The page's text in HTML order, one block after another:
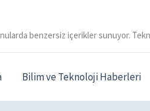
benzersiz içerikler sunuyor.
Bilim ve Teknoloji Haberleri